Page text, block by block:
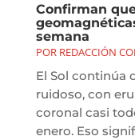
Confirman
semana
POR REDACCIÓN
El Sol continúa
ruidoso, con
coronal casi
enero. Eso